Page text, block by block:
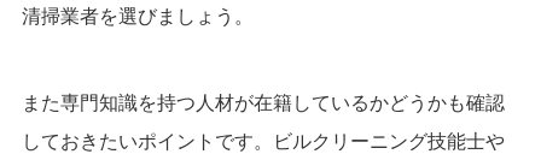
清掃業者を選びましょう。
また専門知識を持つ人材が在籍しているかどうかも確認
しておきたいポイントです。ビルクリーニング技能士や